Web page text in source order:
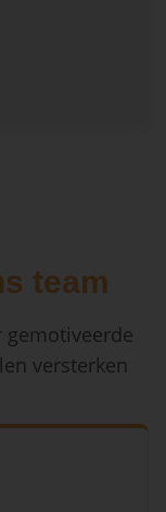
team
gemotiveerde
versterken